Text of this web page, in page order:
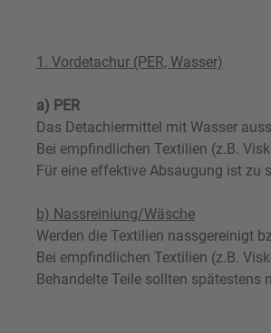
1. Vordetachur (PER, Wasser)
a) PER
Das Detachiermittel mit Wasser
Bei empfindlichen Textilien (z.B.
Für eine effektive Absaugung ist zu
b) Nassreiniung/Wäsche
Werden die Textilien nassgereinigt
Bei empfindlichen Textilien (z.B.
Behandelte Teile sollten